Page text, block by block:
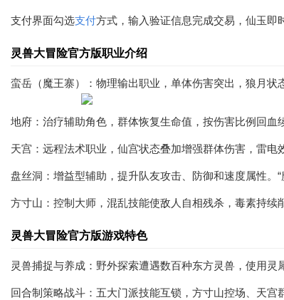
支付界面勾选支付方式，输入验证信息完成交易，仙玉即
灵兽大冒险官方版职业介绍
蛮岳（魔王寨）：物理输出职业，单体伤害突出，狼月状
地府：治疗辅助角色，群体恢复生命值，按伤害比例回血
天宫：远程法术职业，仙宫状态叠加增强群体伤害，雷电
盘丝洞：增益型辅助，提升队友攻击、防御和速度属性。
方寸山：控制大师，混乱技能使敌人自相残杀，毒素持续
灵兽大冒险官方版游戏特色
灵兽捕捉与养成：野外探索遭遇数百种东方灵兽，使用
回合制策略战斗：五大门派技能互锁，方寸山控场、天